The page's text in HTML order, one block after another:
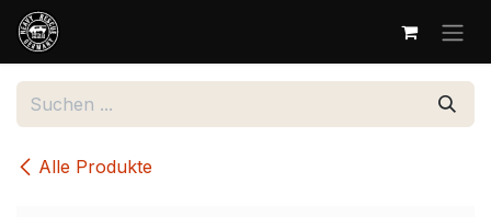
Zum Inhalt springen
Alle Produkte